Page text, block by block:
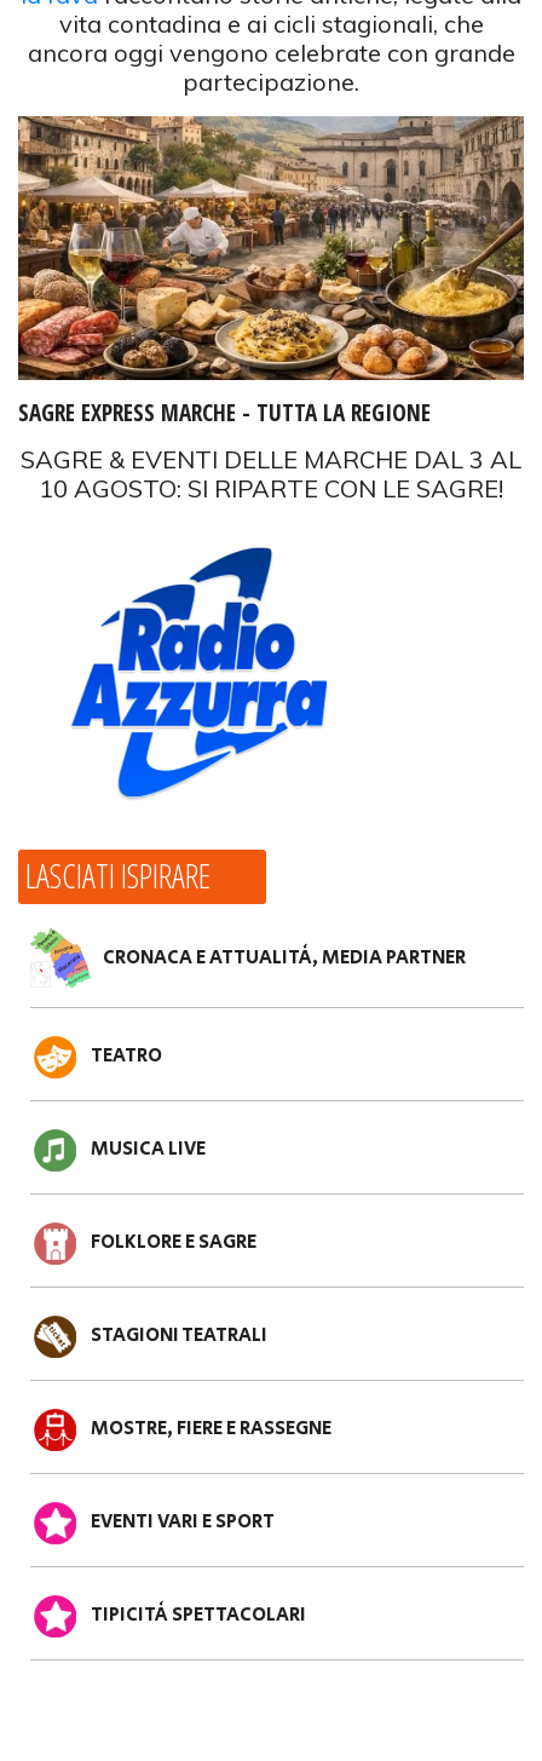
vita contadina e ai cicli stagionali, che
ancora oggi vengono celebrate con grande
partecipazione.
SAGRE EXPRESS MARCHE - TUTTA LA REGIONE
SAGRE & EVENTI DELLE MARCHE DAL 3 AL
10 AGOSTO: SI RIPARTE CON LE SAGRE!
LASCIATI ISPIRARE
CRONACA E ATTUALITÀ, MEDIA PARTNER
TEATRO
MUSICA LIVE
FOLKLORE E SAGRE
STAGIONI TEATRALI
MOSTRE, FIERE E RASSEGNE
EVENTI VARI E SPORT
TIPICITÀ SPETTACOLARI